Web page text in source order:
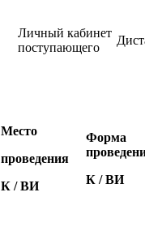
Личный кабинет
поступающего
Место
проведения
К / ВИ
Форма
К / ВИ